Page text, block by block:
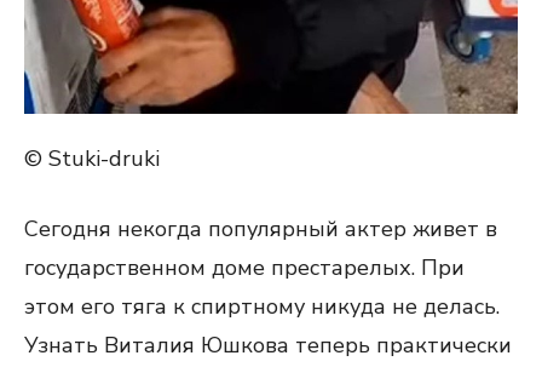
© Stuki-druki
Сегодня некогда популярный актер живет в
государственном доме престарелых. При
этом его тяга к спиртному никуда не делась.
Узнать Виталия Юшкова теперь практически